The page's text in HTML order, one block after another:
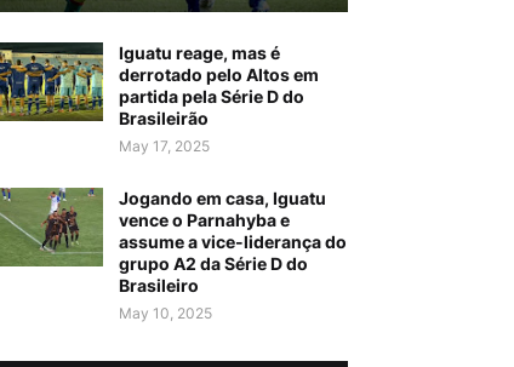
Iguatu reage, mas é
derrotado pelo Altos em
partida pela Série D do
Brasileirão
May 17, 2025
Jogando em casa, Iguatu
vence o Parnahyba e
assume a vice-liderança do
grupo A2 da Série D do
Brasileiro
May 10, 2025